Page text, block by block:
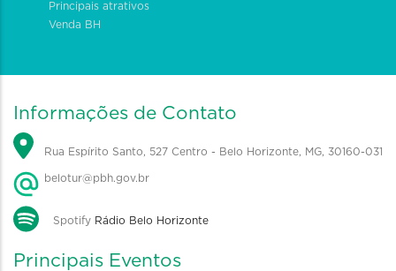
Principais atrativos
Venda BH
Informações de Contato
Rua Espírito Santo, 527 Centro - Belo Horizonte, MG, 30160-031
belotur@pbh.gov.br
Spotify Rádio Belo Horizonte
Principais Eventos